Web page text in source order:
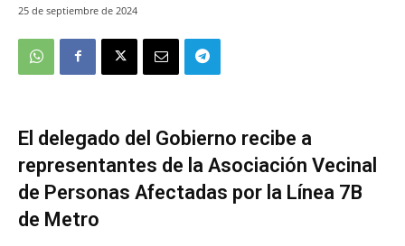
25 de septiembre de 2024
El delegado del Gobierno recibe a
representantes de la Asociación Vecinal
de Personas Afectadas por la Línea 7B
de Metro